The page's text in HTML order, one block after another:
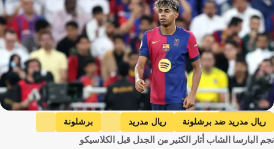
Getty Images
ريال مدريد ضد برشلونة ريال مدريد
برشلونة
الدوري الإسباني
لامين يامال إسبانيا كرة قدم
نجم البارسا الشاب أثار الكثير من الجدل قبل الكلاسيكو